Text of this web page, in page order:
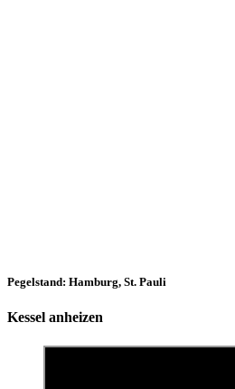
Pegelstand: Hamburg, St. Pauli
Kessel anheizen